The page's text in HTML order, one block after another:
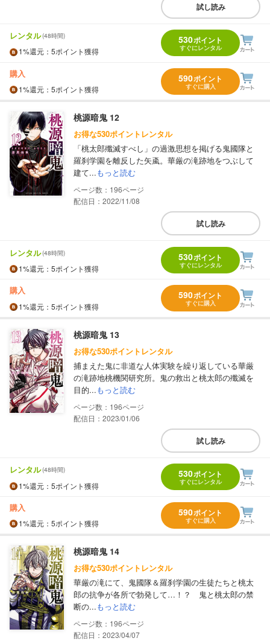
試し読み
レンタル(48時間)
1%還元 ：5ポイント獲得
530ポイント
すぐにレンタル
購入
1%還元 ：5ポイント獲得
590ポイント
すぐに購入
桃源暗鬼 12
お得な530ポイントレンタル
「桃太郎殲滅すべし」の過激思想を掲げる鬼國隊と
羅刹学園を離反した矢颪。華厳の滝跡地をつぶして
建て...もっと読む
196
配信日：2022/11/08
試し読み
レンタル(48時間)
1%還元 ：5ポイント獲得
530ポイント
すぐにレンタル
購入
1%還元 ：5ポイント獲得
590ポイント
すぐに購入
桃源暗鬼 13
お得な530ポイントレンタル
捕まえた鬼に非道な人体実験を繰り返している華厳
の滝跡地桃機関研究所。鬼の救出と桃太郎の殲滅を
目的...もっと読む
196
配信日：2023/01/06
試し読み
レンタル(48時間)
1%還元 ：5ポイント獲得
530ポイント
すぐにレンタル
購入
1%還元 ：5ポイント獲得
590ポイント
すぐに購入
桃源暗鬼 14
お得な530ポイントレンタル
華厳の滝にて、鬼國隊＆羅刹学園の生徒たちと桃太
郎の抗争が各所で勃発して…！？ 鬼と桃太郎の禁
断の...もっと読む
196
配信日：2023/04/07